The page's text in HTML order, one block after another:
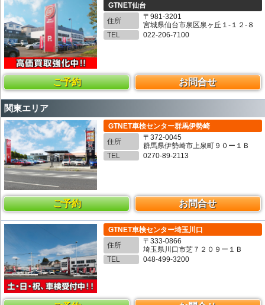
GTNET仙台
住所
〒981-3201
宮城県仙台市泉区泉ヶ丘１-１２-８
TEL
022-206-7100
ご予約 お問合せ
関東エリア
GTNET車検センター群馬伊勢崎
住所
〒372-0045
群馬県伊勢崎市上泉町９０ー１Ｂ
TEL
0270-89-2113
ご予約 お問合せ
GTNET車検センター埼玉川口
住所
〒333-0866
埼玉県川口市芝７２０９ー１Ｂ
TEL
048-499-3200